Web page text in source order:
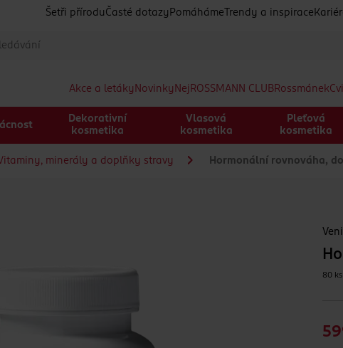
Šetři přírodu Časté dotazy Pomáháme Trendy a inspirace
Akce a letáky Novinky Nej ROSSMANN CLUBRossmánek
Dekorativní
kosmetika
Vlasová
kosmetika
Pleťová
kosmetika
minerály a doplňky stravy Hormonální rovnováha,
80 ks